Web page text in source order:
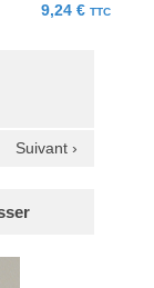
9,24 € TTC
Suivant ›